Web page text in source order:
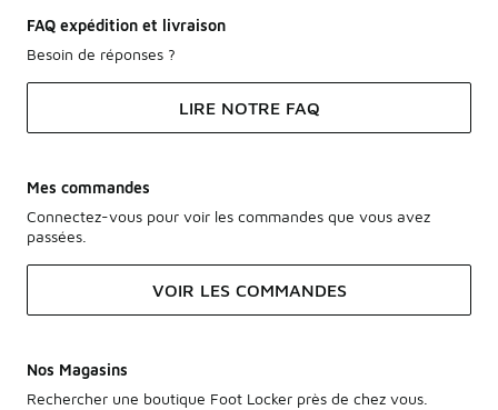
FAQ expédition et livraison
Besoin de réponses ?
LIRE NOTRE FAQ
Mes commandes
Connectez-vous pour voir les commandes que vous avez
passées.
VOIR LES COMMANDES
Nos Magasins
Rechercher une boutique Foot Locker près de chez vous.